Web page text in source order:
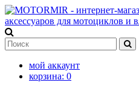
мой аккаунт
корзина: 0